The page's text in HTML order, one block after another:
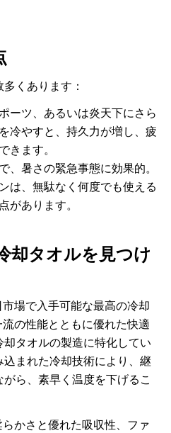
くあります：
ーツ、あるいは炎天下にさら
冷やすと、持久力が増し、疲
きます。
、暑さの緊急事態に効果的。
は、無駄なく何度でも使える
があります。
却タオルを見つけ
場で入手可能な最高の冷却
の性能とともに優れた快適
タオルの製造に特化してい
まれた冷却技術により、継
ら、素早く温度を下げるこ
かさと優れた吸収性、ファ